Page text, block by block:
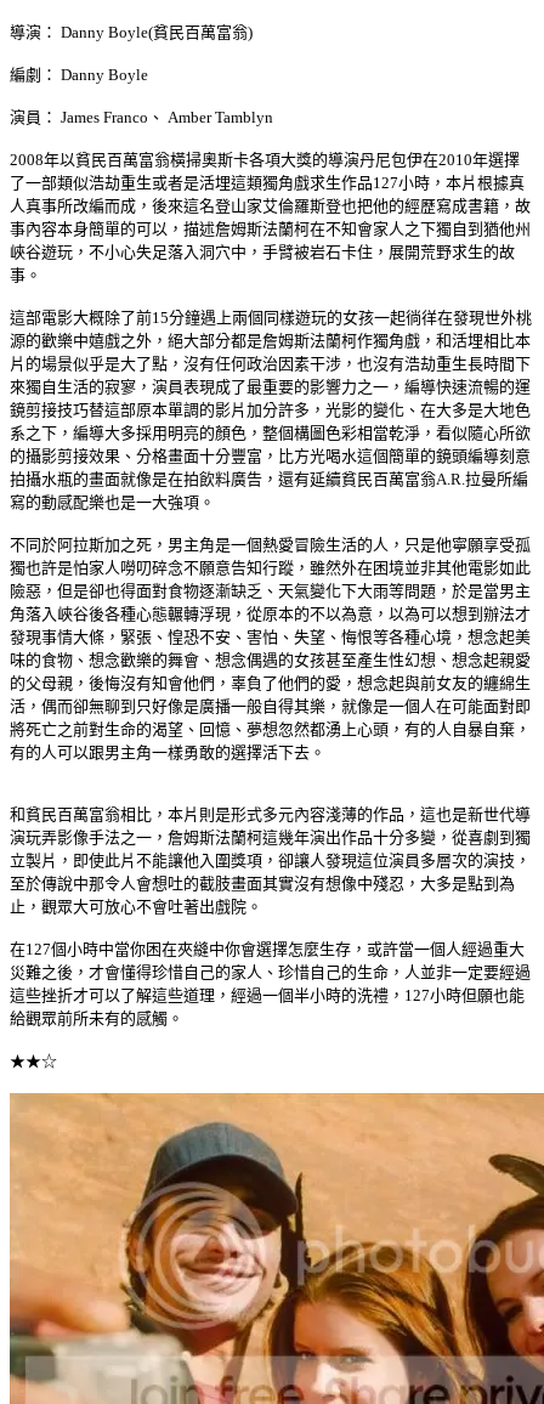
導演： Danny Boyle(貧民百萬富翁)
編劇： Danny Boyle
演員： James Franco、 Amber Tamblyn
2008年以貧民百萬富翁橫掃奧斯卡各項大獎的導演丹尼包伊在2010年選擇
了一部類似浩劫重生或者是活埋這類獨角戲求生作品127小時，本片根據真
人真事所改編而成，後來這名登山家艾倫羅斯登也把他的經歷寫成書籍，故
事內容本身簡單的可以，描述詹姆斯法蘭柯在不知會家人之下獨自到猶他州
峽谷遊玩，不小心失足落入洞穴中，手臂被岩石卡住，展開荒野求生的故
事。
這部電影大概除了前15分鐘遇上兩個同樣遊玩的女孩一起徜徉在發現世外桃
源的歡樂中嬉戲之外，絕大部分都是詹姆斯法蘭柯作獨角戲，和活埋相比本
片的場景似乎是大了點，沒有任何政治因素干涉，也沒有浩劫重生長時間下
來獨自生活的寂寥，演員表現成了最重要的影響力之一，編導快速流暢的運
鏡剪接技巧替這部原本單調的影片加分許多，光影的變化、在大多是大地色
系之下，編導大多採用明亮的顏色，整個構圖色彩相當乾淨，看似隨心所欲
的攝影剪接效果、分格畫面十分豐富，比方光喝水這個簡單的鏡頭編導刻意
拍攝水瓶的畫面就像是在拍飲料廣告，還有延續貧民百萬富翁A.R.拉曼所編
寫的動感配樂也是一大強項。
不同於阿拉斯加之死，男主角是一個熱愛冒險生活的人，只是他寧願享受孤
獨也許是怕家人嘮叨碎念不願意告知行蹤，雖然外在困境並非其他電影如此
險惡，但是卻也得面對食物逐漸缺乏、天氣變化下大雨等問題，於是當男主
角落入峽谷後各種心態輾轉浮現，從原本的不以為意，以為可以想到辦法才
發現事情大條，緊張、惶恐不安、害怕、失望、悔恨等各種心境，想念起美
味的食物、想念歡樂的舞會、想念偶遇的女孩甚至產生性幻想、想念起親愛
的父母親，後悔沒有知會他們，辜負了他們的愛，想念起與前女友的纏綿生
活，偶而卻無聊到只好像是廣播一般自得其樂，就像是一個人在可能面對即
將死亡之前對生命的渴望、回憶、夢想忽然都湧上心頭，有的人自暴自棄，
有的人可以跟男主角一樣勇敢的選擇活下去。
和貧民百萬富翁相比，本片則是形式多元內容淺薄的作品，這也是新世代導
演玩弄影像手法之一，詹姆斯法蘭柯這幾年演出作品十分多變，從喜劇到獨
立製片，即使此片不能讓他入圍獎項，卻讓人發現這位演員多層次的演技，
至於傳說中那令人會想吐的截肢畫面其實沒有想像中殘忍，大多是點到為
止，觀眾大可放心不會吐著出戲院。
在127個小時中當你困在夾縫中你會選擇怎麼生存，或許當一個人經過重大
災難之後，才會懂得珍惜自己的家人、珍惜自己的生命，人並非一定要經過
這些挫折才可以了解這些道理，經過一個半小時的洗禮，127小時但願也能
給觀眾前所未有的感觸。
★★☆